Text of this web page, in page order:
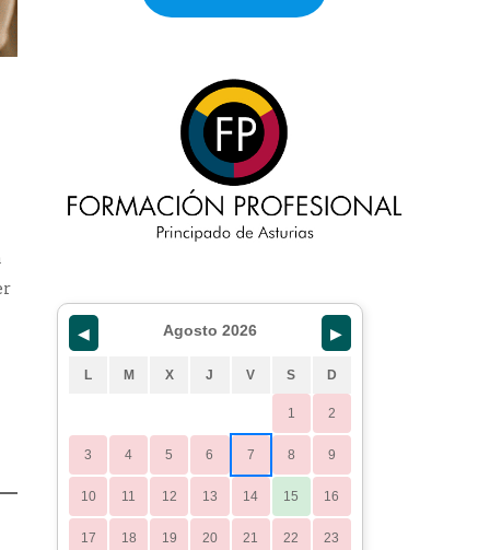
◀ Agosto 2026 ▶
L M X J V S D
1 2
3 4 5 6 7 8 9
10 11 12 13 14 15 16
17 18 19 20 21 22 23